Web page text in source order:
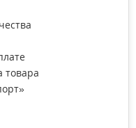
товара